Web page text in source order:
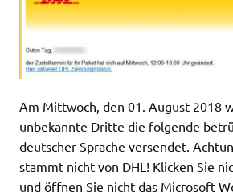
Am Mittwoch, den 01. August 2018
unbekannte Dritte die folgende
deutscher Sprache versendet.
stammt nicht von DHL! Klicken Sie
und öffnen Sie nicht das Microsoft